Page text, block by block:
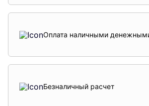
Оплата наличными
Безналичный расчет